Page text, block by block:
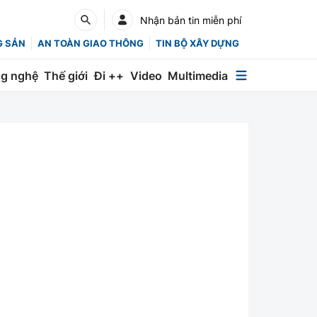
Nhận bản tin miễn phí
SẢN AN TOÀN GIAO THÔNG TIN BỘ XÂY DỰNG
nghệ Thế giới Đi ++ Video Multimedia